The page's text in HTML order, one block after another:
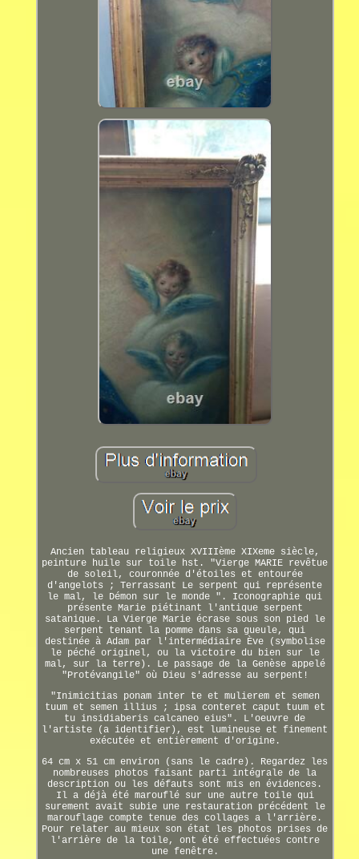
Ancien tableau religieux XVIIIème XIXeme siècle,
peinture huile sur toile hst. "Vierge MARIE revêtue
de soleil, couronnée d'étoiles et entourée
d'angelots ; Terrassant Le serpent qui représente
le mal, le Démon sur le monde ". Iconographie qui
présente Marie piétinant l'antique serpent
satanique. La Vierge Marie écrase sous son pied le
serpent tenant la pomme dans sa gueule, qui
destinée à Adam par l'intermédiaire Ève (symbolise
le péché originel, ou la victoire du bien sur le
mal, sur la terre). Le passage de la Genèse appelé
"Protévangile" où Dieu s'adresse au serpent!
"Inimicitias ponam inter te et mulierem et semen
tuum et semen illius ; ipsa conteret caput tuum et
tu insidiaberis calcaneo eius". L'oeuvre de
l'artiste (a identifier), est lumineuse et finement
exécutée et entièrement d'origine.
64 cm x 51 cm environ (sans le cadre). Regardez les
nombreuses photos faisant parti intégrale de la
description ou les défauts sont mis en évidences.
Il a déjà été marouflé sur une autre toile qui
surement avait subie une restauration précédent le
marouflage compte tenue des collages a l'arrière.
Pour relater au mieux son état les photos prises de
l'arrière de la toile, ont été effectuées contre
une fenêtre.